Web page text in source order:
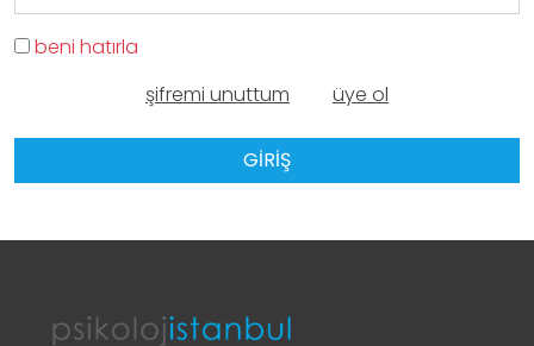
beni hatırla
şifremi unuttum
üye ol
GİRİŞ